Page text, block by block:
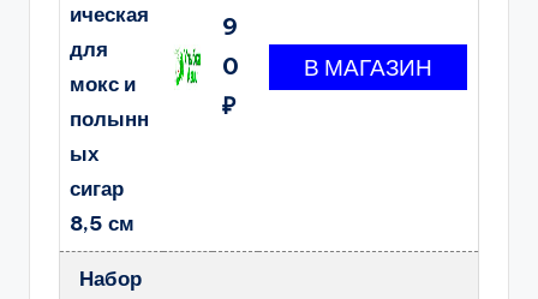
ическая
для
мокс и
полынн
ых
сигар
8,5 см
9
0
₽
Набор